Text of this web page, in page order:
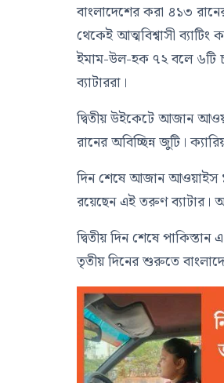
বাংলাদেশের করা ৪১৩
থেকেই আত্মবিশ্বাসী
ইমাম-উল-হক ৭২ বলে ৬টি
ব্যাটাররা।
দ্বিতীয় উইকেটে আজান
রানের অবিচ্ছিন্ন জুটি।
দিন শেষে আজান আওয়াইস
রয়েছেন এই তরুণ ব্যাটার।
দ্বিতীয় দিন শেষে
তৃতীয় দিনের শুরুতে